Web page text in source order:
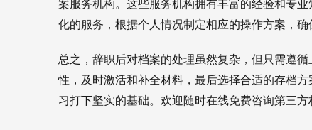
案服务机构。这些服务机构拥有丰富的经验和专
化的服务，根据个人情况制定相应的操作方案，
总之，辞职后对档案的处理虽然复杂，但只需遵
性，及时激活和补全材料，最后选择合适的存档
习打下坚实的基础。欢迎随时在线免费咨询第三方